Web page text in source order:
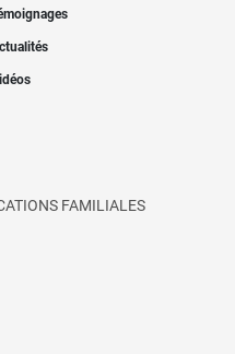
FAMILIALES